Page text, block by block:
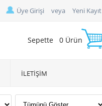
Yeni Kayıt
veya
Üye Girişi
Sepette 0 Ürün
İLETİŞİM